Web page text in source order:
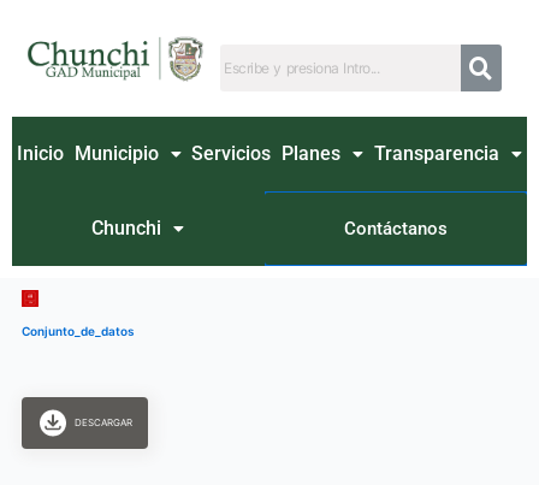
contenido
Inicio Municipio Servicios Planes Transparencia
Chunchi Contáctanos
Conjunto_de_datos
DESCARGAR